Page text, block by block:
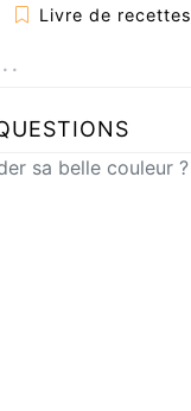
Livre de recettes
sa belle couleur ?